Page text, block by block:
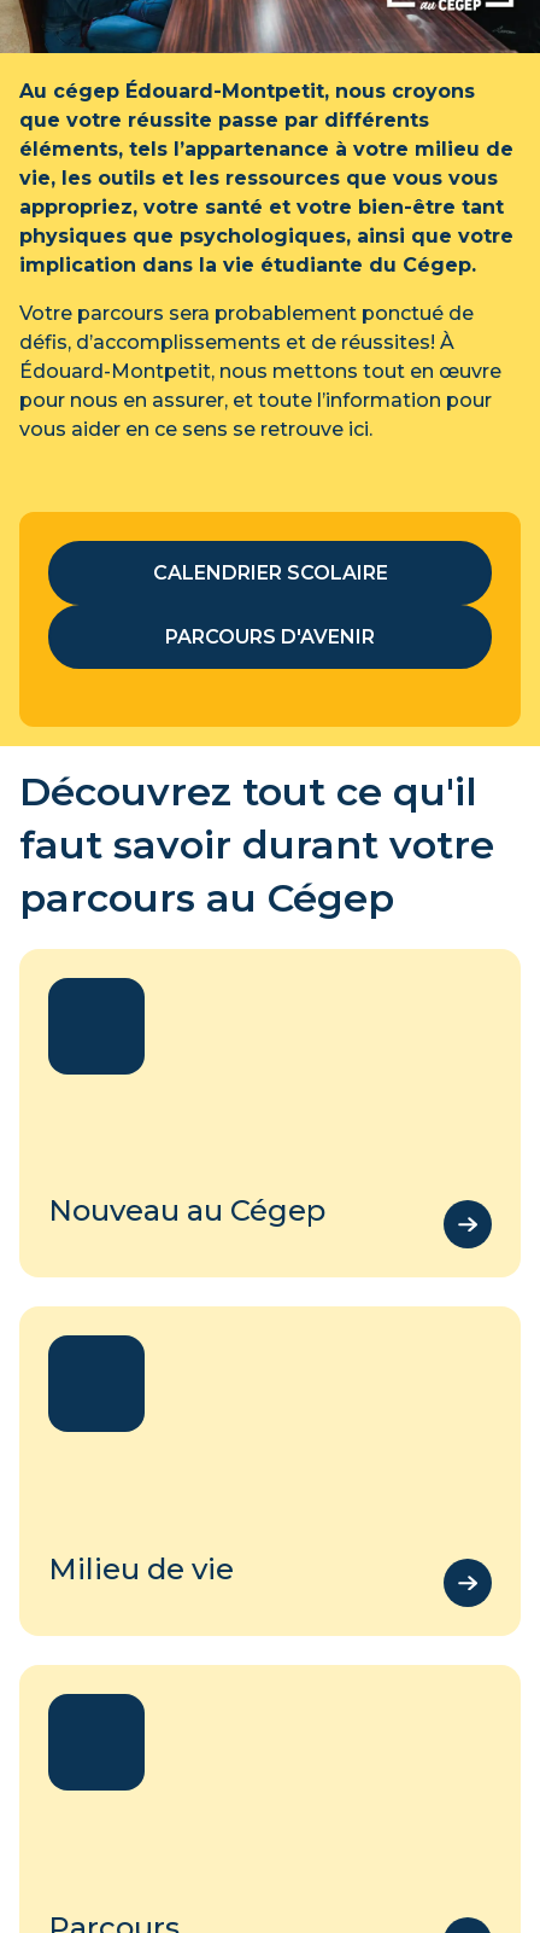
Au cégep Édouard-Montpetit, nous croyons
que votre réussite passe par différents
éléments, tels l’appartenance à votre milieu de
vie, les outils et les ressources que vous vous
appropriez, votre santé et votre bien-être tant
physiques que psychologiques, ainsi que votre
implication dans la vie étudiante du Cégep.
Votre parcours sera probablement ponctué de
défis, d’accomplissements et de réussites! À
Édouard-Montpetit, nous mettons tout en œuvre
pour nous en assurer, et toute l’information pour
vous aider en ce sens se retrouve ici.
CALENDRIER SCOLAIRE
PARCOURS D'AVENIR
Découvrez tout ce qu'il
faut savoir durant votre
parcours au Cégep
Nouveau au Cégep
Milieu de vie